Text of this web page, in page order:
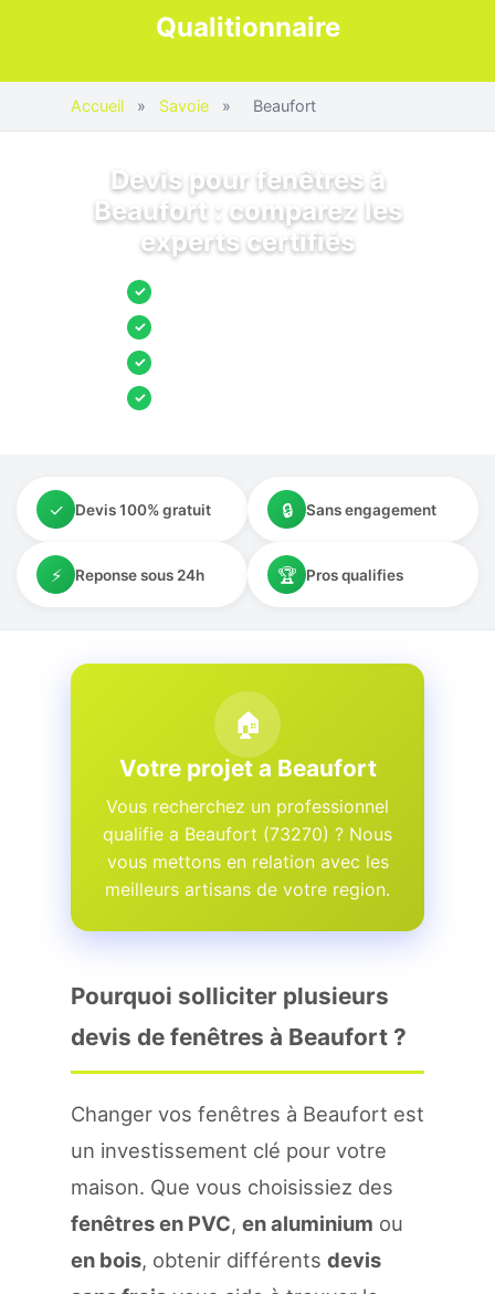
Qualitionnaire
Accueil » Savoie » Beaufort
Devis pour fenêtres à
Beaufort : comparez les
experts certifiés
✓
✓
✓
✓
✓ Devis 100% gratuit 🔒 Sans engagement
⚡ Reponse sous 24h 🏆 Pros qualifies
🏠
Votre projet a Beaufort
Vous recherchez un professionnel
qualifie a Beaufort (73270) ? Nous
vous mettons en relation avec les
meilleurs artisans de votre region.
Pourquoi solliciter plusieurs
devis de fenêtres à Beaufort ?
Changer vos fenêtres à Beaufort est
un investissement clé pour votre
maison. Que vous choisissiez des
fenêtres en PVC, en aluminium ou
en bois, obtenir différents devis